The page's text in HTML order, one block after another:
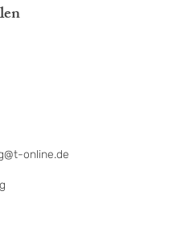
online.de